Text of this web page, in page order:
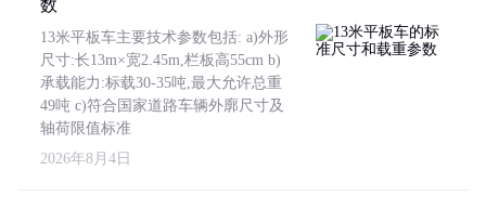
数
13米平板车主要技术参数包括: a)外形
尺寸:长13m×宽2.45m,栏板高55cm b)
承载能力:标载30-35吨,最大允许总重
49吨 c)符合国家道路车辆外廓尺寸及
轴荷限值标准
2026年8月4日